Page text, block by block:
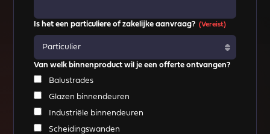
Is het een particuliere of zakelijke aanvraag? (Vereist)
Van welk binnenproduct wil je een offerte ontvangen?
Balustrades
Glazen binnendeuren
Industriële binnendeuren
Scheidingswanden